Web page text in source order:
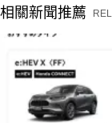
相關新聞推薦